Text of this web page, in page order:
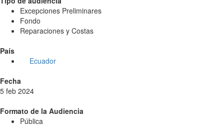
Excepciones Preliminares
Fondo
Reparaciones y Costas
País
Ecuador
Fecha
5 feb 2024
Formato de la Audiencia
Pública